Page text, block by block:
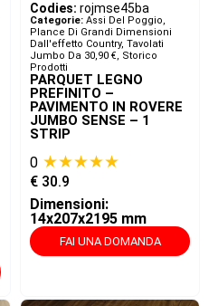
Codies: rojmse45ba
Categorie: Assi Del Poggio,
Plance Di Grandi Dimensioni
Dall'effetto Country, Tavolati
Jumbo Da 30,90 €, Storico
Prodotti
PARQUET LEGNO
PREFINITO –
PAVIMENTO IN ROVERE
JUMBO SENSE – 1
STRIP
0 ★★★★★
€ 30.9
Dimensioni:
14x207x2195 mm
FAI UNA DOMANDA